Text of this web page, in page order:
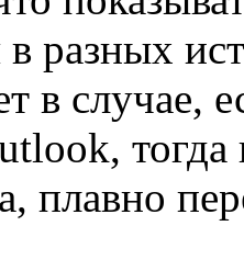
в разных
в случае,
плавно